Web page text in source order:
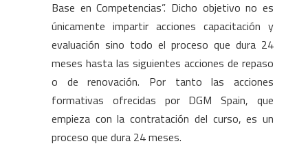
Base en Competencias”. Dicho objetivo no es
únicamente impartir acciones capacitación y
evaluación sino todo el proceso que dura 24
meses hasta las siguientes acciones de repaso
o de renovación. Por tanto las acciones
formativas ofrecidas por DGM Spain, que
empieza con la contratación del curso, es un
proceso que dura 24 meses.